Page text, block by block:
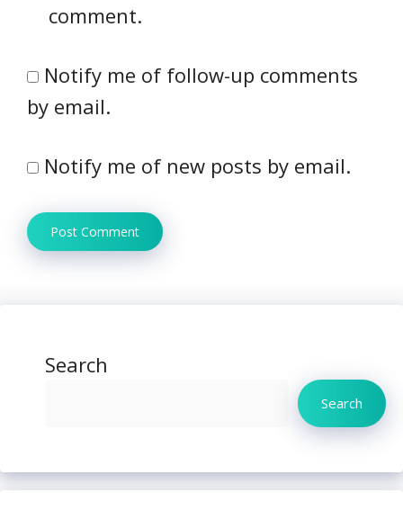
comment.
Notify me of follow-up comments
by email.
Notify me of new posts by email.
Search
Search